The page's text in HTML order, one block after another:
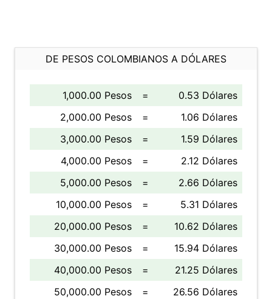
DE PESOS COLOMBIANOS A DÓLARES
1,000.00 Pesos =
0.53 Dólares
2,000.00 Pesos
=
1.06 Dólares
3,000.00 Pesos
=
1.59 Dólares
4,000.00 Pesos
=
2.12 Dólares
5,000.00 Pesos
=
2.66 Dólares
10,000.00 Pesos
=
5.31 Dólares
20,000.00 Pesos
=
10.62 Dólares
30,000.00 Pesos
=
15.94 Dólares
40,000.00 Pesos
=
21.25 Dólares
50,000.00 Pesos
= 26.56 Dólares